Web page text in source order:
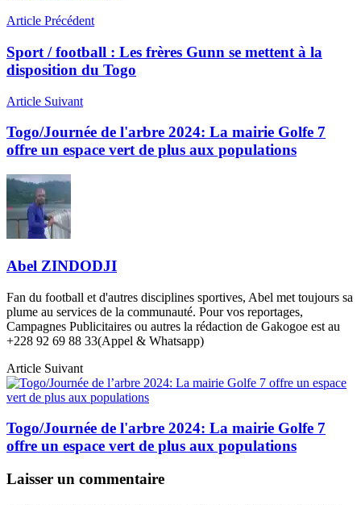
Article Précédent
Sport / football : Les frères Gunn se mettent à la
disposition du Togo
Article Suivant
Togo/Journée de l'arbre 2024: La mairie Golfe 7
offre un espace vert de plus aux populations
Abel ZINDODJI
Fan du football et d'autres disciplines sportives, Abel met toujours sa
plume au services de la communauté. Pour vos reportages,
Campagnes Publicitaires ou autres la rédaction de Gakogoe est au
+228 92 69 88 33(Appel & Whatsapp)
Article Suivant
Togo/Journée de l'arbre 2024: La mairie Golfe 7
offre un espace vert de plus aux populations
Laisser un commentaire